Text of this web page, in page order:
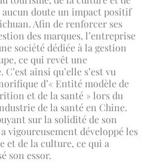
aucun doute un impact positif
Afin de renforcer ses
des marques, l’entreprise
société dédiée à la gestion
ce qui revêt une
ainsi qu’elle s’est vu
d’« Entité modèle de
et de la santé » lors du
de la santé en Chine.
sur la solidité de son
vigoureusement développé les
et de la culture, ce qui a
son essor.